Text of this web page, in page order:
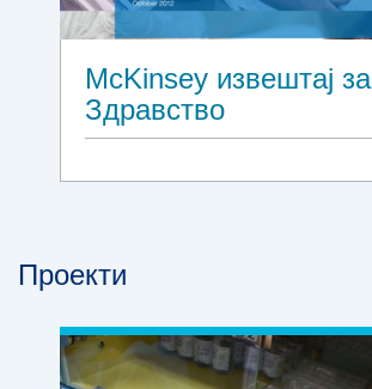
McKinsey извештај за
Здравство
Проекти